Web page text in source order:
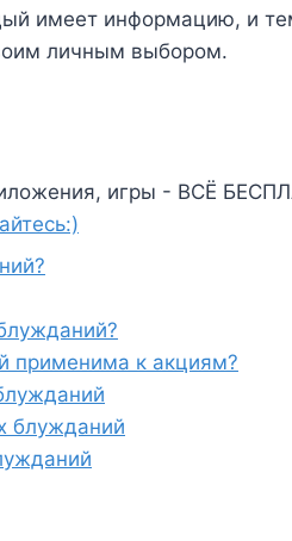
имеет информацию, и
личным выбором.
игры - ВСЁ
применима к акциям?
блужданий